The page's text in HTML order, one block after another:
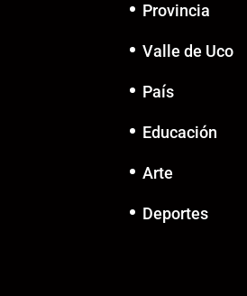
Provincia
Valle de Uco
País
Educación
Arte
Deportes